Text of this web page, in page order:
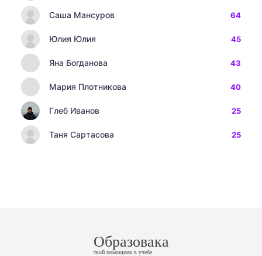
Саша Мансуров 64
Юлия Юлия 45
Яна Богданова 43
Мария Плотникова 40
Глеб Иванов 25
Таня Сартасова 25
Образовака
твой помощник в учебе